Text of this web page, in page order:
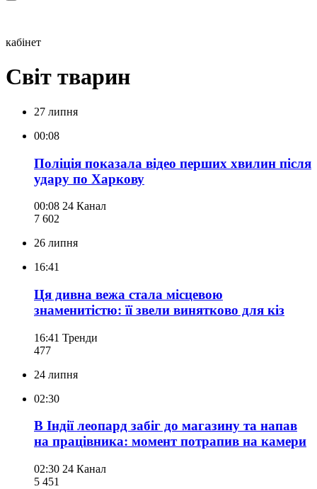
кабінет
Світ тварин
27 липня
00:08
Поліція показала відео перших хвилин після
удару по Харкову
00:08 24 Канал
7 602
26 липня
16:41
Ця дивна вежа стала місцевою
знаменитістю: її звели винятково для кіз
16:41 Тренди
477
24 липня
02:30
В Індії леопард забіг до магазину та напав
на працівника: момент потрапив на камери
02:30 24 Канал
5 451